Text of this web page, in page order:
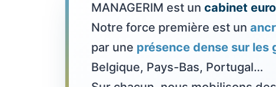
MANAGERIM est un cabinet
Notre force première est un
par une présence dense sur les
Belgique, Pays-Bas, Portugal…